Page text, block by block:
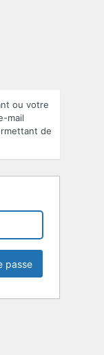
ou votre
mail
de